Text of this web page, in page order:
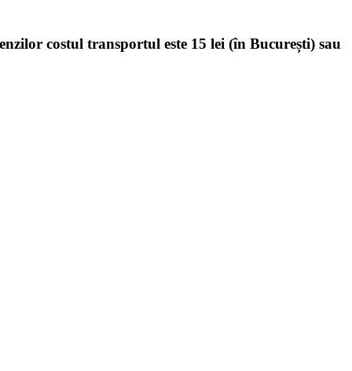
costul transportul este 15 lei (în București) sau